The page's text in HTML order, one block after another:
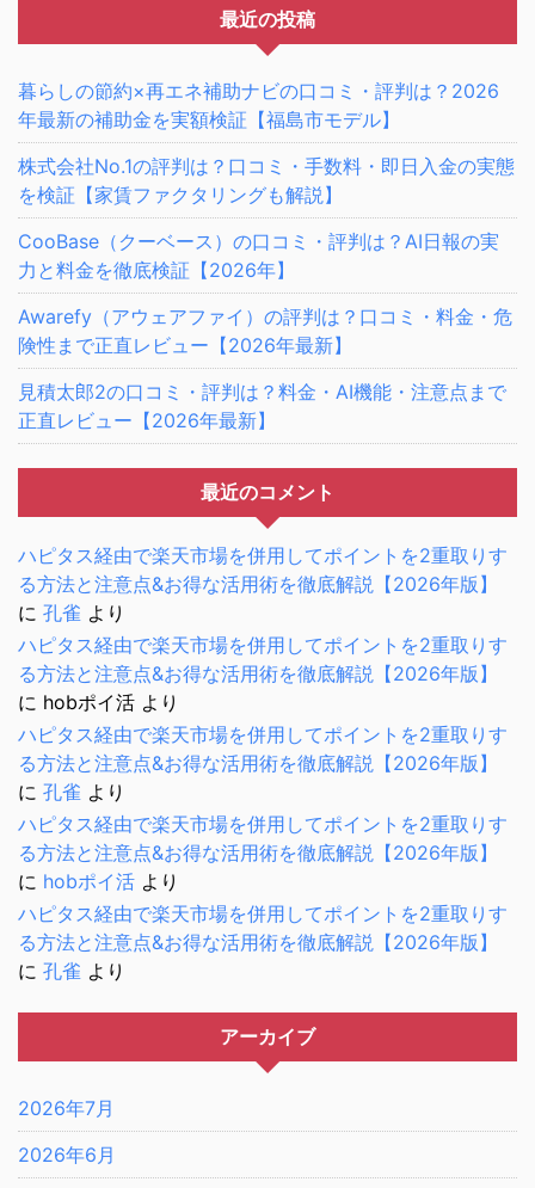
最近の投稿
暮らしの節約×再エネ補助ナビの口コミ・評判は？2026
年最新の補助金を実額検証【福島市モデル】
株式会社No.1の評判は？口コミ・手数料・即日入金の実態
を検証【家賃ファクタリングも解説】
CooBase（クーベース）の口コミ・評判は？AI日報の実
力と料金を徹底検証【2026年】
Awarefy（アウェアファイ）の評判は？口コミ・料金・危
険性まで正直レビュー【2026年最新】
見積太郎2の口コミ・評判は？料金・AI機能・注意点まで
正直レビュー【2026年最新】
最近のコメント
ハピタス経由で楽天市場を併用してポイントを2重取りす
る方法と注意点&お得な活用術を徹底解説【2026年版】
に 孔雀 より
ハピタス経由で楽天市場を併用してポイントを2重取りす
る方法と注意点&お得な活用術を徹底解説【2026年版】
に hobポイ活 より
ハピタス経由で楽天市場を併用してポイントを2重取りす
る方法と注意点&お得な活用術を徹底解説【2026年版】
に 孔雀 より
ハピタス経由で楽天市場を併用してポイントを2重取りす
る方法と注意点&お得な活用術を徹底解説【2026年版】
に hobポイ活 より
ハピタス経由で楽天市場を併用してポイントを2重取りす
る方法と注意点&お得な活用術を徹底解説【2026年版】
に 孔雀 より
アーカイブ
2026年7月
2026年6月